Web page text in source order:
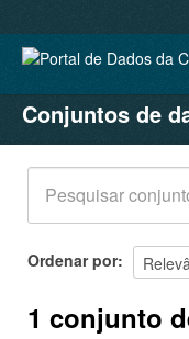
CONJUNTOS DE
ORGANIZAÇÕES
GRUPOS
SOBRE
Conjuntos de
Ordenar por
1 conjunto